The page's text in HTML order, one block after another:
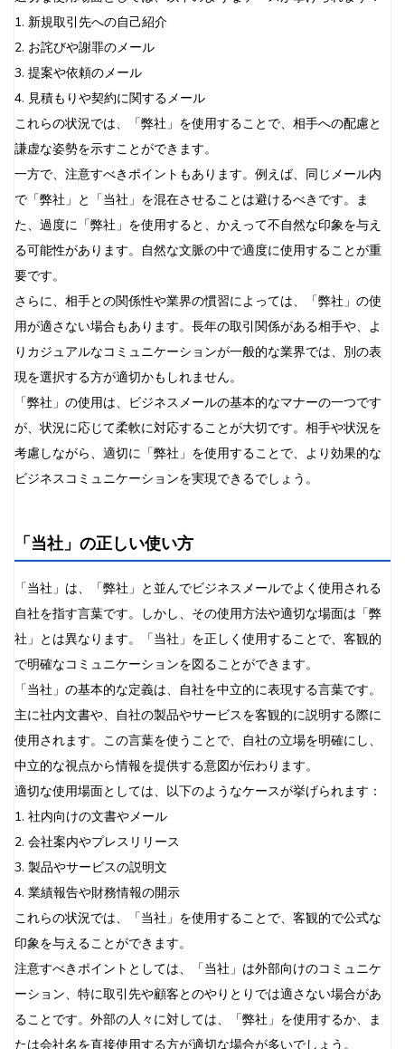
1. 新規取引先への自己紹介
2. お詫びや謝罪のメール
3. 提案や依頼のメール
4. 見積もりや契約に関するメール
これらの状況では、「弊社」を使用することで、相手への配慮と
謙虚な姿勢を示すことができます。
一方で、注意すべきポイントもあります。例えば、同じメール内
で「弊社」と「当社」を混在させることは避けるべきです。ま
た、過度に「弊社」を使用すると、かえって不自然な印象を与え
る可能性があります。自然な文脈の中で適度に使用することが重
要です。
さらに、相手との関係性や業界の慣習によっては、「弊社」の使
用が適さない場合もあります。長年の取引関係がある相手や、よ
りカジュアルなコミュニケーションが一般的な業界では、別の表
現を選択する方が適切かもしれません。
「弊社」の使用は、ビジネスメールの基本的なマナーの一つです
が、状況に応じて柔軟に対応することが大切です。相手や状況を
考慮しながら、適切に「弊社」を使用することで、より効果的な
ビジネスコミュニケーションを実現できるでしょう。
「当社」の正しい使い方
「当社」は、「弊社」と並んでビジネスメールでよく使用される
自社を指す言葉です。しかし、その使用方法や適切な場面は「弊
社」とは異なります。「当社」を正しく使用することで、客観的
で明確なコミュニケーションを図ることができます。
「当社」の基本的な定義は、自社を中立的に表現する言葉です。
主に社内文書や、自社の製品やサービスを客観的に説明する際に
使用されます。この言葉を使うことで、自社の立場を明確にし、
中立的な視点から情報を提供する意図が伝わります。
適切な使用場面としては、以下のようなケースが挙げられます：
1. 社内向けの文書やメール
2. 会社案内やプレスリリース
3. 製品やサービスの説明文
4. 業績報告や財務情報の開示
これらの状況では、「当社」を使用することで、客観的で公式な
印象を与えることができます。
注意すべきポイントとしては、「当社」は外部向けのコミュニケ
ーション、特に取引先や顧客とのやりとりでは適さない場合があ
ることです。外部の人々に対しては、「弊社」を使用するか、ま
たは会社名を直接使用する方が適切な場合が多いでしょう。